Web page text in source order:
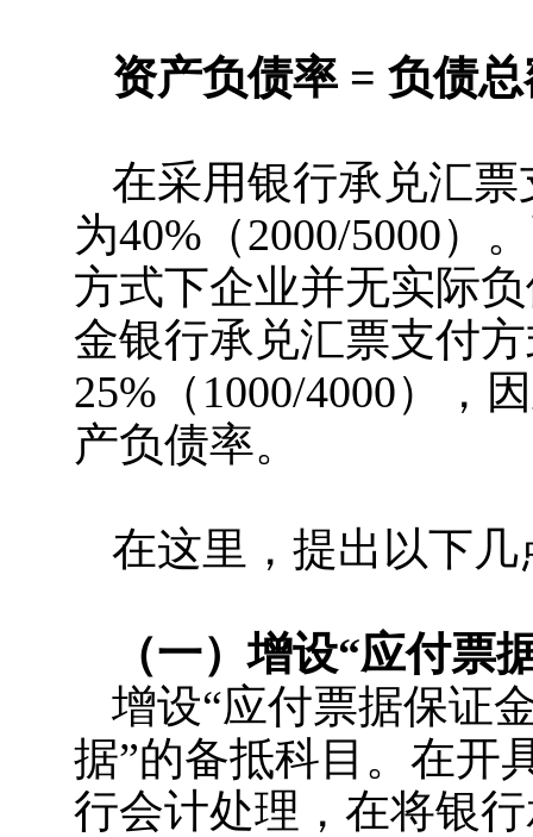
资产负债率 = 负债
在采用银行承兑汇
为40%（2000/5000）
方式下企业并无实际
金银行承兑汇票支付
25%（1000/4000），
产负债率。
在这里，提出以下
（一）增设“应付票
增设“应付票据保证
据”的备抵科目。在开
行会计处理，在将银